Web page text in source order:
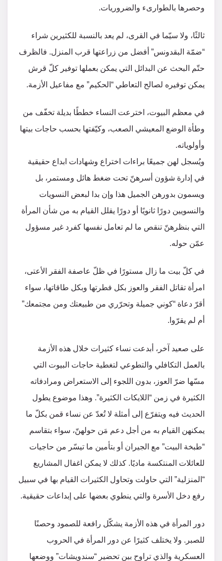
وحصرها بالطوارىء والضروريات.
ثالثًا، ولا سيّما في القرى، لم يعد بالنسبة للكثيرين شراء
“ضمّة البقدونس” أفضل من زراعتها قرب المنزل. فالظرف
حتّم البحث عن البدائل التي يمكن بعملها توفير كلّ قرش
يمكن توفيره لصالح التعاطي “الحكيم” مع مفاعيل الأزمة.
في معظم البيوت، اخترعت النساء خططًا بديلة تخفّف من
وطأة الوضع المعيشي الصعب، وكيّفتها بحسب حاجات بيتها
وأولوياته.
ويُسجل لهن جميعًا براءات اختراع وشهادات ابداع حقيقية
في إدارة شؤون أسرهنّ تحت ضغط هائل ومستمر، بل
ويسمون بدورهن الجميل هذا وإن بدا لبعض النسويات
والنسويين دورًا ثانويًا أو دورًا يقلل القيام به من شأن المرأة
التي بنظرهنّ تنقص ما لم تعامل نفسها كفرد غير مسؤول
عمّن حوله.
في كلّ بيت ما زال مستورًا في ظلّ عاصفة الفقر الأعتى،
امرأة تقاتل الفقر والعوز بكل فطرتها وبكل طاقاتها، سواء
أقرّ دعاة “كوني جميلة وتحرّري من طبيعتك ومن مجتمعك”
أم لم يقرّوا.
على صعيد آخر، أبدعت نساء كثيرات خلال هذه الأزمة
بالعمل التكافلي والتطوعي لتغطية حاجات البيوت التي
مسّها ضرّ العوز، بدون اللجوء إلى الاستعراض ومرادفاته
الكثيرة في زمن “اللايكات الكثيرة”. وهذا موضوع يطول
الحديث فيه ويتفرّع إلى أمثلة لا تُعدّ عن نساء قمن بكلّ ما
يمكنهن القيام به من أجل دعم مَن حولهنّ، سواء بتقاسم
“طبخة البيت” مع الجيران أو بتأمين ما تيسّر من حاجيات
للعائلات المنتكسة ماديًا. كذلك لا يمكن اغفال المشاريع
“المنزلية” التي حاولت وتحاول الكثيرات القيام بها في سبيل
رفع دخل الأسرة والتي ينطوي بعضها على إبداعات حقيقية.
دور المرأة في هذه الأزمة يشكّل رافعة للصمود وحصنًا
للصبر. ولا يختلف كثيرًا عن دور المرأة في الحروب
العسكرية والذي تراوح بين تحضير “سندويشات” ووضعها